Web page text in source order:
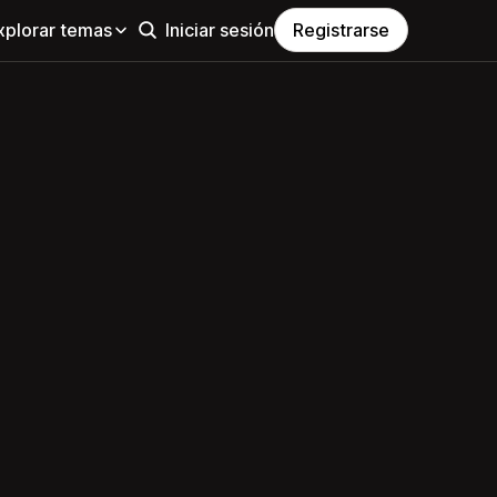
temas Iniciar sesión Registrarse